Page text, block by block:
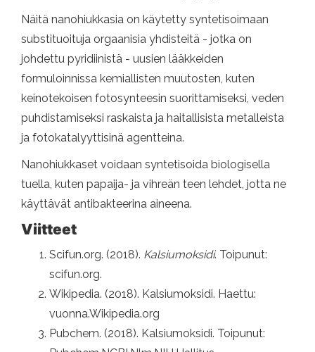
Näitä nanohiukkasia on käytetty syntetisoimaan
substituoituja orgaanisia yhdisteitä - jotka on
johdettu pyridiinistä - uusien lääkkeiden
formuloinnissa kemiallisten muutosten, kuten
keinotekoisen fotosynteesin suorittamiseksi, veden
puhdistamiseksi raskaista ja haitallisista metalleista
ja fotokatalyyttisinä agentteina.
Nanohiukkaset voidaan syntetisoida biologisella
tuella, kuten papaija- ja vihreän teen lehdet, jotta ne
käyttävät antibakteerina aineena.
Viitteet
Scifun.org. (2018). Kalsiumoksidi. Toipunut:
scifun.org.
Wikipedia. (2018). Kalsiumoksidi. Haettu:
vuonna.Wikipedia.org
Pubchem. (2018). Kalsiumoksidi. Toipunut: